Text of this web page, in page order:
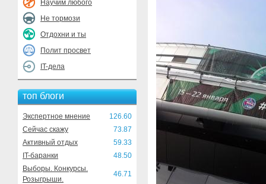
Научим любого
Не тормози
Отдохни и ты
Полит просвет
IT-дела
топ блоги
Экспертное мнение
126.60
Сейчас скажу
73.87
Активный отдых
59.33
IT-баранки
48.50
Выборы. Конкурсы.
Розыгрыши.
46.71